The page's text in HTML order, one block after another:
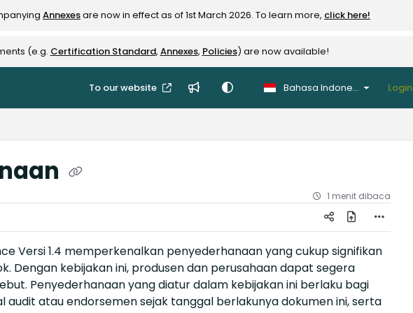
Annexesare now in effect as of 1st March 2026. To learn more, click here!
(e.g. Certification Standard, Annexes, Policies) are now available!
To our website Bahasa Indonesia Login
1 menit dibaca
Versi 1.4 memperkenalkan penyederhanaan yang cukup signifikan
Dengan kebijakan ini, produsen dan perusahaan dapat segera
Penyederhanaan yang diatur dalam kebijakan ini berlaku bagi
atau endorsemen sejak tanggal berlakunya dokumen ini, serta